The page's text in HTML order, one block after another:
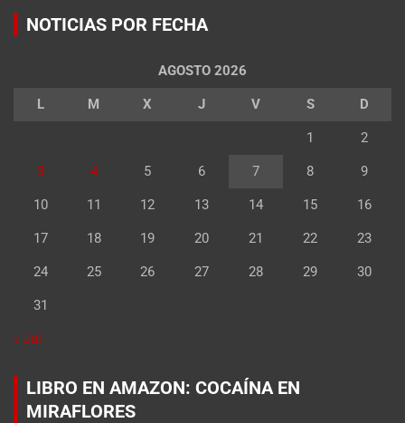
NOTICIAS POR FECHA
AGOSTO 2026
L M X J V S D
1 2
3 4 5 6 7 8 9
10 11 12 13 14 15 16
17 18 19 20 21 22 23
24 25 26 27 28 29 30
31
« Jul
LIBRO EN AMAZON: COCAÍNA EN
MIRAFLORES